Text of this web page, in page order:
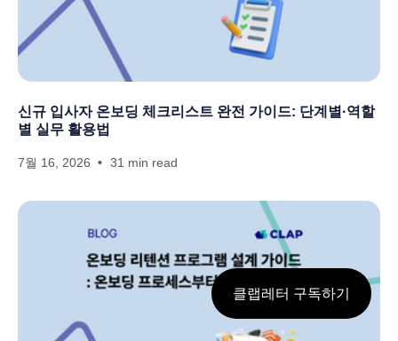
신규 입사자 온보딩 체크리스트 완전 가이드: 단계별·역할
별 실무 활용법
7월 16, 2026 31 min read
클랩레터 구독하기